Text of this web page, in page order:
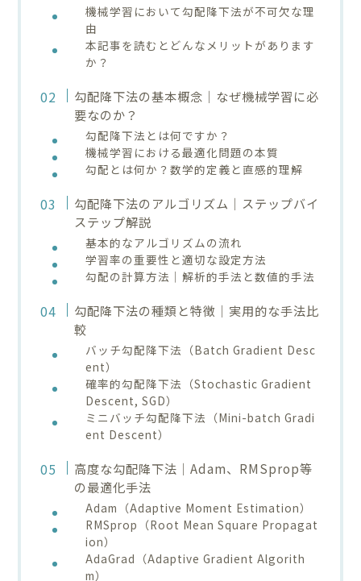
機械学習において勾配降下法が不可欠な理
由
本記事を読むとどんなメリットがあります
か？
勾配降下法の基本概念｜なぜ機械学習に必
要なのか？
勾配降下法とは何ですか？
機械学習における最適化問題の本質
勾配とは何か？数学的定義と直感的理解
勾配降下法のアルゴリズム｜ステップバイ
ステップ解説
基本的なアルゴリズムの流れ
学習率の重要性と適切な設定方法
勾配の計算方法｜解析的手法と数値的手法
勾配降下法の種類と特徴｜実用的な手法比
較
バッチ勾配降下法（Batch Gradient Desc
ent）
確率的勾配降下法（Stochastic Gradient
Descent, SGD）
ミニバッチ勾配降下法（Mini-batch Gradi
ent Descent）
高度な勾配降下法｜Adam、RMSprop等
の最適化手法
Adam（Adaptive Moment Estimation）
RMSprop（Root Mean Square Propagat
ion）
AdaGrad（Adaptive Gradient Algorith
m）